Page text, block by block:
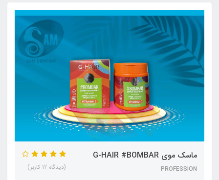
ماسک موی G-HAIR #BOMBAR
PROFESSION (دیدگاه 12 کاربر)